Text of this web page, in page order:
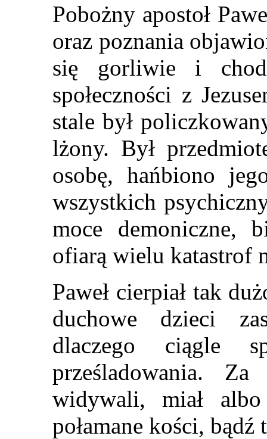
Pobożny apostoł
oraz poznania
się gorliwie i
społeczności z
stale był
lżony. Był
osobę, hańbiono
wszystkich
moce demoniczne,
ofiarą wielu katastrof
Paweł cierpiał tak
duchowe dzieci
dlaczego ciągle
prześladowania.
widywali, miał
połamane kości,